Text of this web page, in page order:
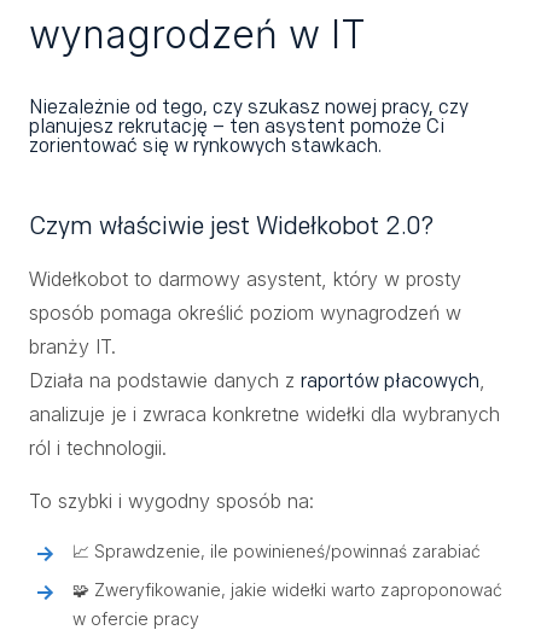
wynagrodzeń w IT
Niezależnie od tego, czy szukasz nowej pracy, czy
planujesz rekrutację – ten asystent pomoże Ci
zorientować się w rynkowych stawkach.
Czym właściwie jest Widełkobot 2.0?
Widełkobot to darmowy asystent, który w prosty
sposób pomaga określić poziom wynagrodzeń w
branży IT.
Działa na podstawie danych z raportów płacowych,
analizuje je i zwraca konkretne widełki dla wybranych
ról i technologii.
To szybki i wygodny sposób na:
📈 Sprawdzenie, ile powinieneś/powinnaś zarabiać
🧩 Zweryfikowanie, jakie widełki warto zaproponować
w ofercie pracy